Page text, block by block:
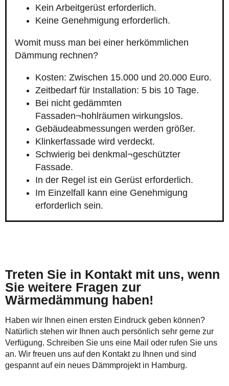
Kein Arbeitgerüst erforderlich.
Keine Genehmigung erforderlich.
Womit muss man bei einer herkömmlichen
Dämmung rechnen?
Kosten: Zwischen 15.000 und 20.000 Euro.
Zeitbedarf für Installation: 5 bis 10 Tage.
Bei nicht gedämmten
Fassaden¬hohlräumen wirkungslos.
Gebäudeabmessungen werden größer.
Klinkerfassade wird verdeckt.
Schwierig bei denkmal¬geschützter
Fassade.
In der Regel ist ein Gerüst erforderlich.
Im Einzelfall kann eine Genehmigung
erforderlich sein.
Treten Sie in Kontakt mit uns, wenn
Sie weitere Fragen zur
Wärmedämmung haben!
Haben wir Ihnen einen ersten Eindruck geben können?
Natürlich stehen wir Ihnen auch persönlich sehr gerne zur
Verfügung. Schreiben Sie uns eine Mail oder rufen Sie uns
an. Wir freuen uns auf den Kontakt zu Ihnen und sind
gespannt auf ein neues Dämmprojekt in Hamburg.